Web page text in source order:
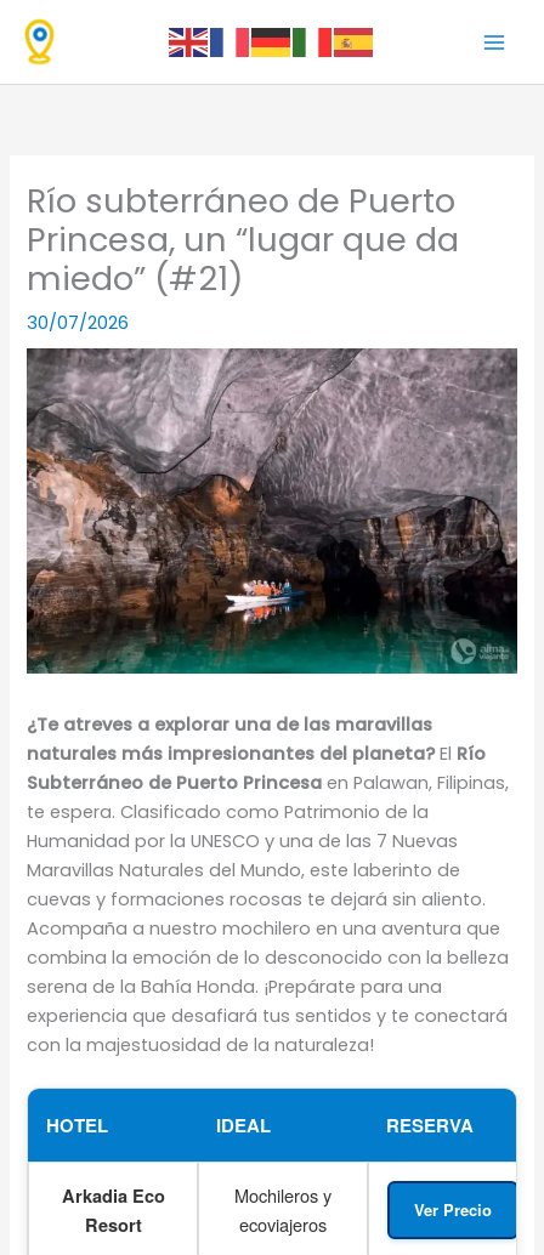
contenido
Río subterráneo de Puerto
Princesa, un “lugar que da
miedo” (#21)
30/07/2026
¿Te atreves a explorar una de las maravillas
naturales más impresionantes del planeta?El Río
Subterráneo de Puerto Princesa en Palawan, Filipinas,
te espera. Clasificado como Patrimonio de la
Humanidad por la UNESCO y una de las 7 Nuevas
Maravillas Naturales del Mundo, este laberinto de
cuevas y formaciones rocosas te dejará sin aliento.
Acompaña a nuestro mochilero en una aventura que
combina la emoción de lo desconocido con la belleza
serena de la Bahía Honda. ¡Prepárate para una
experiencia que desafiará tus sentidos y te conectará
con la majestuosidad de la naturaleza!
HOTEL IDEAL RESERVA
Arkadia Eco
Resort
Mochileros y
ecoviajeros
Ver Precio